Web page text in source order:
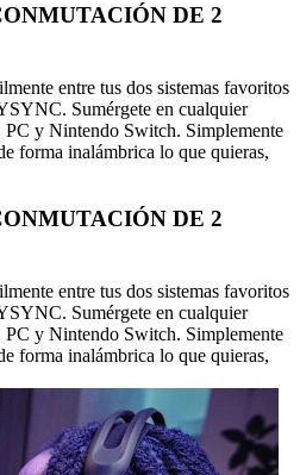
DE 2
entre tus dos sistemas favoritos
Sumérgete en cualquier
y Nintendo Switch. Simplemente
forma inalámbrica lo que quieras,
DE 2
entre tus dos sistemas favoritos
Sumérgete en cualquier
y Nintendo Switch. Simplemente
forma inalámbrica lo que quieras,